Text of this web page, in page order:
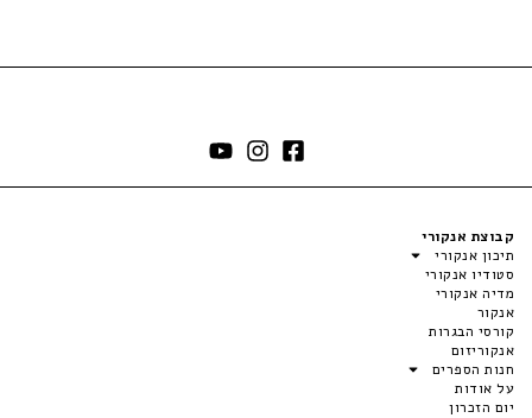
קבוצת אנקורי
תיכון אנקורי
סטודיו אנקורי
מדיה אנקורי
אנקור
קורסי הבגרות
אנקוריזום
חנות הספרים
על אודות
יום הזכרון